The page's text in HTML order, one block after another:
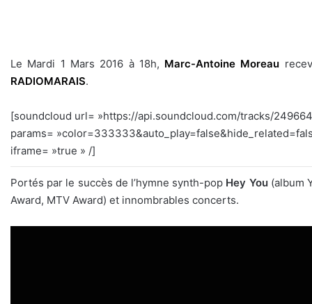
Le Mardi 1 Mars 2016 à 18h, Marc-Antoine Moreau
RADIOMARAIS.
[soundcloud url= »https://api.soundcloud.com/tracks/
params=
iframe= »true » /]
Portés par le succès de l’hymne synth-pop Hey You(album
Award, MTV Award) et innombrables concerts.